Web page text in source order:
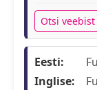
Otsi veebist
Eesti:
Inglise: